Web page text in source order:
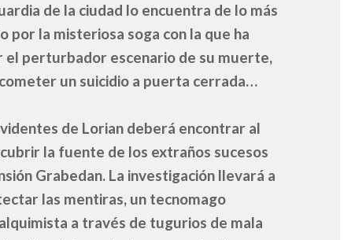
de la ciudad lo encuentra de lo más
por la misteriosa soga con la que ha
el perturbador escenario de su muerte,
un suicidio a puerta cerrada…
de Lorian deberá encontrar al
la fuente de los extraños sucesos
Grabedan. La investigación llevará a
las mentiras, un tecnomago
a través de tugurios de mala